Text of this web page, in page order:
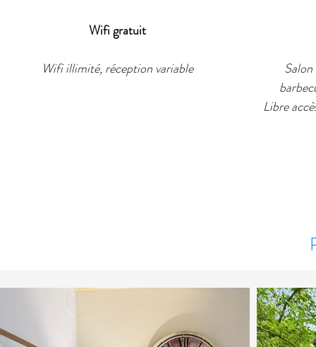
Wifi gratuit
Wifi illimité, réception variable
Libre